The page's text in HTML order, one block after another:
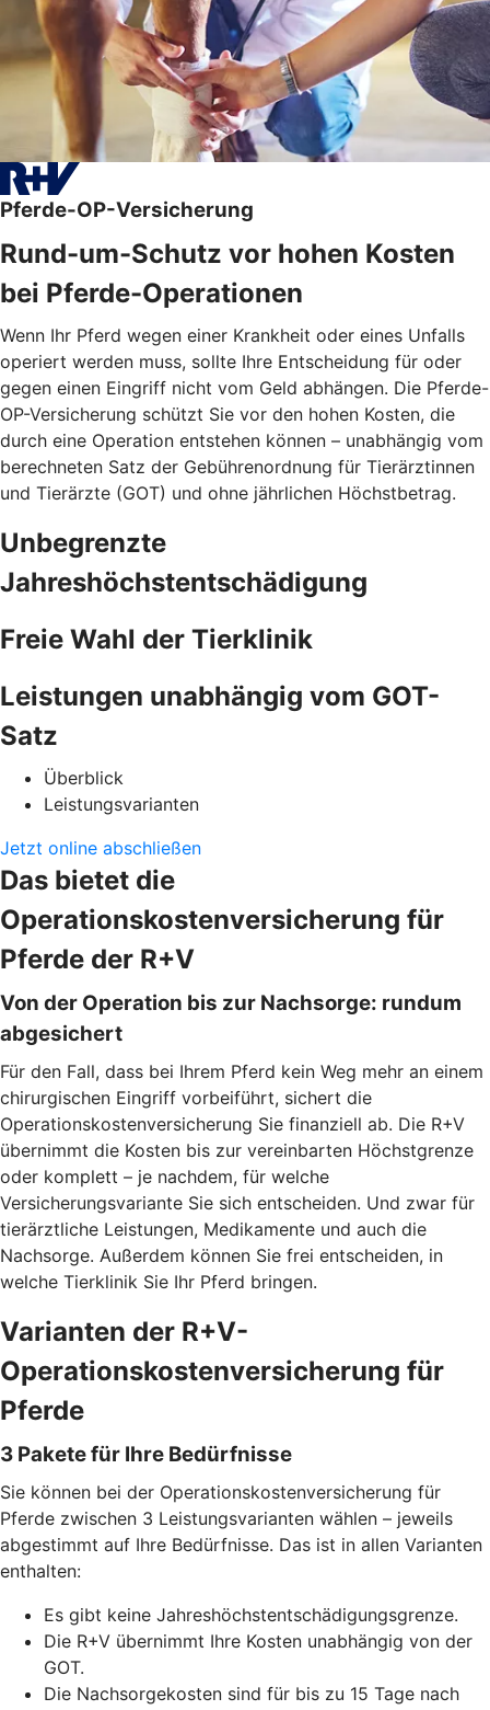
Pferde-OP-Versicherung
Rund-um-Schutz vor hohen Kosten
bei Pferde-Operationen
Wenn Ihr Pferd wegen einer Krankheit oder eines Unfalls
operiert werden muss, sollte Ihre Entscheidung für oder
gegen einen Eingriff nicht vom Geld abhängen. Die Pferde-
OP-Versicherung schützt Sie vor den hohen Kosten, die
durch eine Operation entstehen können – unabhängig vom
berechneten Satz der Gebührenordnung für Tierärztinnen
und Tierärzte (GOT) und ohne jährlichen Höchstbetrag.
Unbegrenzte
Jahreshöchstentschädigung
Freie Wahl der Tierklinik
Leistungen unabhängig vom GOT-
Satz
Überblick
Leistungsvarianten
Jetzt online abschließen
Das bietet die
Operationskostenversicherung für
Pferde der R+V
Von der Operation bis zur Nachsorge: rundum
abgesichert
Für den Fall, dass bei Ihrem Pferd kein Weg mehr an einem
chirurgischen Eingriff vorbeiführt, sichert die
Operationskostenversicherung Sie finanziell ab. Die R+V
übernimmt die Kosten bis zur vereinbarten Höchstgrenze
oder komplett – je nachdem, für welche
Versicherungsvariante Sie sich entscheiden. Und zwar für
tierärztliche Leistungen, Medikamente und auch die
Nachsorge. Außerdem können Sie frei entscheiden, in
welche Tierklinik Sie Ihr Pferd bringen.
Varianten der R+V-
Operationskostenversicherung für
Pferde
3 Pakete für Ihre Bedürfnisse
Sie können bei der Operationskostenversicherung für
Pferde zwischen 3 Leistungsvarianten wählen – jeweils
abgestimmt auf Ihre Bedürfnisse. Das ist in allen Varianten
enthalten:
Es gibt keine Jahreshöchstentschädigungsgrenze.
Die R+V übernimmt Ihre Kosten unabhängig von der
GOT.
Die Nachsorgekosten sind für bis zu 15 Tage nach